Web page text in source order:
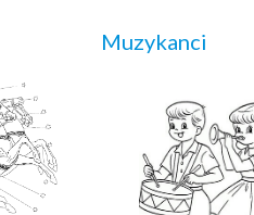
Muzykanci